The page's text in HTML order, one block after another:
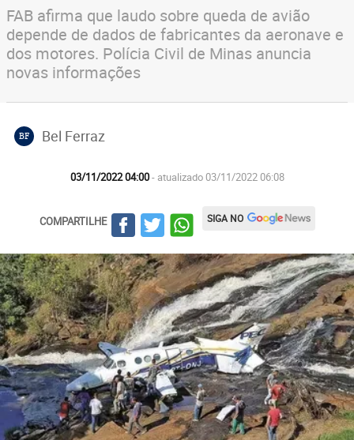
FAB afirma que laudo sobre queda de avião
depende de dados de fabricantes da aeronave e
dos motores. Polícia Civil de Minas anuncia
novas informações
BF Bel Ferraz
03/11/2022 04:00- atualizado 03/11/2022 06:08
COMPARTILHE SIGA NO